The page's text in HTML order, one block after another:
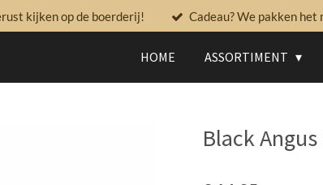
kijken op de boerderij! Cadeau? We pakken het
HOME ASSORTIMENT
Black